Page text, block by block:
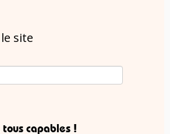
site
capables !